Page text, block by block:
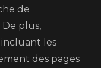
de
plus,
incluant les
des pages